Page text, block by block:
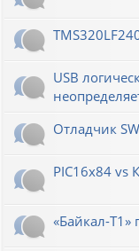
USB
Отладчик
PIC16x84 vs
«Байкал-T1»